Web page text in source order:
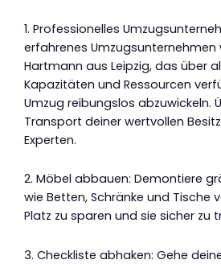
1. Professionelles
erfahrenes Umzugsunternehmen
Hartmann aus Leipzig, das über
Kapazitäten und Ressourcen
Umzug reibungslos abzuwickeln.
Transport deiner wertvollen
Experten.
2. Möbel abbauen: Demontiere
wie Betten, Schränke und Tische
Platz zu sparen und sie sicher zu
3. Checkliste abhaken: Gehe